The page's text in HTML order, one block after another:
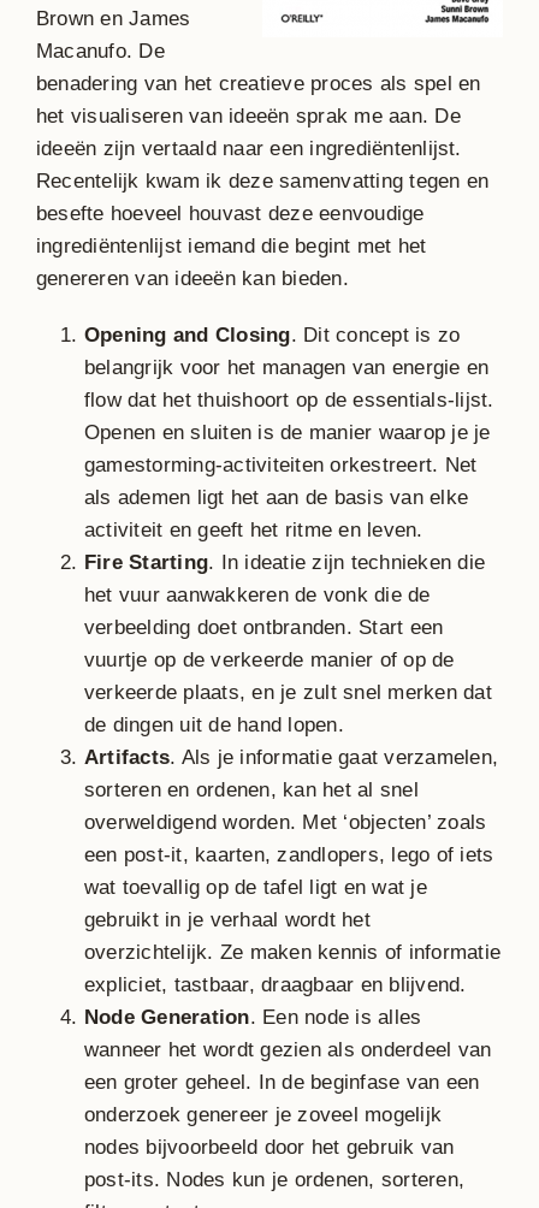
Brown en James
Macanufo. De
benadering van het creatieve proces als spel en
het visualiseren van ideeën sprak me aan. De
ideeën zijn vertaald naar een ingrediëntenlijst.
Recentelijk kwam ik deze samenvatting tegen en
besefte hoeveel houvast deze eenvoudige
ingrediëntenlijst iemand die begint met het
genereren van ideeën kan bieden.
Opening and Closing. Dit concept is zo
belangrijk voor het managen van energie en
flow dat het thuishoort op de essentials-lijst.
Openen en sluiten is de manier waarop je je
gamestorming-activiteiten orkestreert. Net
als ademen ligt het aan de basis van elke
activiteit en geeft het ritme en leven.
Fire Starting. In ideatie zijn technieken die
het vuur aanwakkeren de vonk die de
verbeelding doet ontbranden. Start een
vuurtje op de verkeerde manier of op de
verkeerde plaats, en je zult snel merken dat
de dingen uit de hand lopen.
Artifacts. Als je informatie gaat verzamelen,
sorteren en ordenen, kan het al snel
overweldigend worden. Met ‘objecten’ zoals
een post-it, kaarten, zandlopers, lego of iets
wat toevallig op de tafel ligt en wat je
gebruikt in je verhaal wordt het
overzichtelijk. Ze maken kennis of informatie
expliciet, tastbaar, draagbaar en blijvend.
Node Generation. Een node is alles
wanneer het wordt gezien als onderdeel van
een groter geheel. In de beginfase van een
onderzoek genereer je zoveel mogelijk
nodes bijvoorbeeld door het gebruik van
post-its. Nodes kun je ordenen, sorteren,